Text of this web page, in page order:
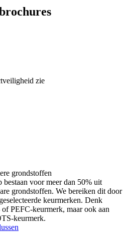
zie
grondstoffen
bestaan voor meer dan 50% uit
grondstoffen. We bereiken dit door
keurmerken. Denk
PEFC-keurmerk, maar ook aan
keurmerk.